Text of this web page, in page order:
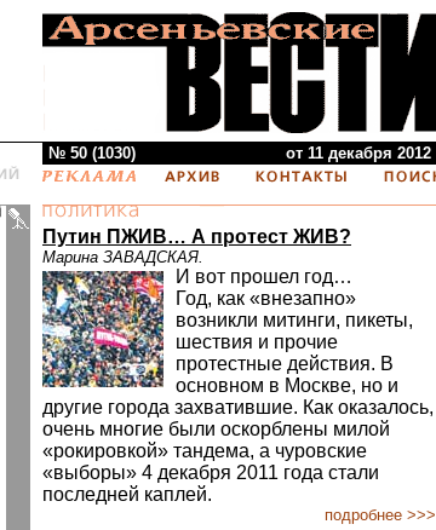
№ 50 (1030) от 11 декабря 2012
Путин ПЖИВ… А протест ЖИВ?
Марина ЗАВАДСКАЯ.
И вот прошел год…
Год, как «внезапно»
возникли митинги, пикеты,
шествия и прочие
протестные действия. В
основном в Москве, но и
другие города захватившие. Как оказалось,
очень многие были оскорблены милой
«рокировкой» тандема, а чуровские
«выборы» 4 декабря 2011 года стали
последней каплей.
подробнее >>>